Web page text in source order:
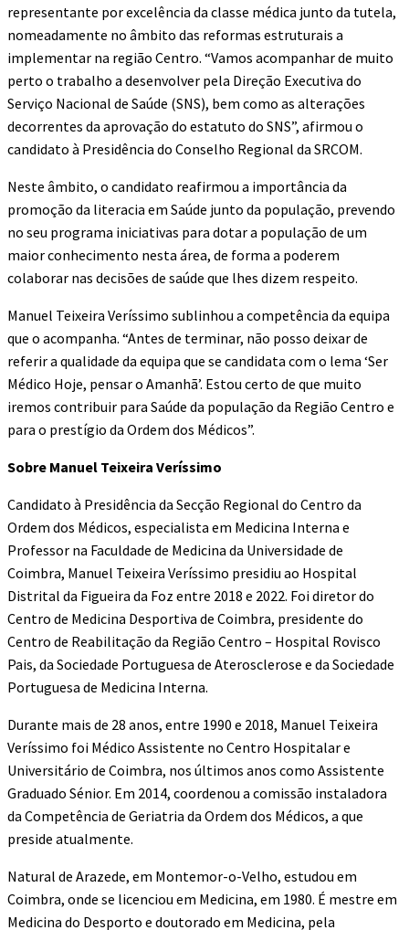
representante por excelência da classe médica junto da tutela,
nomeadamente no âmbito das reformas estruturais a
implementar na região Centro. “Vamos acompanhar de muito
perto o trabalho a desenvolver pela Direção Executiva do
Serviço Nacional de Saúde (SNS), bem como as alterações
decorrentes da aprovação do estatuto do SNS”, afirmou o
candidato à Presidência do Conselho Regional da SRCOM.
Neste âmbito, o candidato reafirmou a importância da
promoção da literacia em Saúde junto da população, prevendo
no seu programa iniciativas para dotar a população de um
maior conhecimento nesta área, de forma a poderem
colaborar nas decisões de saúde que lhes dizem respeito.
Manuel Teixeira Veríssimo sublinhou a competência da equipa
que o acompanha. “Antes de terminar, não posso deixar de
referir a qualidade da equipa que se candidata com o lema ‘Ser
Médico Hoje, pensar o Amanhã’. Estou certo de que muito
iremos contribuir para Saúde da população da Região Centro e
para o prestígio da Ordem dos Médicos”.
Sobre Manuel Teixeira Veríssimo
Candidato à Presidência da Secção Regional do Centro da
Ordem dos Médicos, especialista em Medicina Interna e
Professor na Faculdade de Medicina da Universidade de
Coimbra, Manuel Teixeira Veríssimo presidiu ao Hospital
Distrital da Figueira da Foz entre 2018 e 2022. Foi diretor do
Centro de Medicina Desportiva de Coimbra, presidente do
Centro de Reabilitação da Região Centro – Hospital Rovisco
Pais, da Sociedade Portuguesa de Aterosclerose e da Sociedade
Portuguesa de Medicina Interna.
Durante mais de 28 anos, entre 1990 e 2018, Manuel Teixeira
Veríssimo foi Médico Assistente no Centro Hospitalar e
Universitário de Coimbra, nos últimos anos como Assistente
Graduado Sénior. Em 2014, coordenou a comissão instaladora
da Competência de Geriatria da Ordem dos Médicos, a que
preside atualmente.
Natural de Arazede, em Montemor-o-Velho, estudou em
Coimbra, onde se licenciou em Medicina, em 1980. É mestre em
Medicina do Desporto e doutorado em Medicina, pela